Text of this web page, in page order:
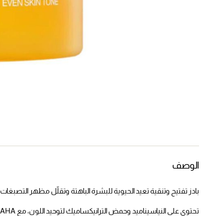
الوصف
بادز تفتيح وتنقية تعيد الحيوية للبشرة الباهتة وتقلّل مظهر التصبغات.
تحتوي على النياسيناميد وحمض الترانيكساميك لتوحيد اللون، مع AHA وBHA وPHA لتقشير لطيف وتحسين الملمس.